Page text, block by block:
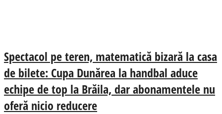
Spectacol pe teren, matematică bizară la casa
de bilete: Cupa Dunărea la handbal aduce
echipe de top la Brăila, dar abonamentele nu
oferă nicio reducere